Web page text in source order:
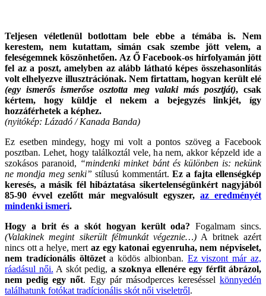
Teljesen véletlenül botlottam bele ebbe a témába is. Nem
kerestem, nem kutattam, simán csak szembe jött velem, a
feleségemnek köszönhetően. Az Ő Facebook-os hírfolyamán jött
fel az a poszt, amelyben az alább látható képes összehasonlítás
volt elhelyezve illusztrációnak. Nem firtattam, hogyan került elé
(egy ismerős ismerőse osztotta meg valaki más posztját), csak
kértem, hogy küldje el nekem a bejegyzés linkjét, így
hozzáférhetek a képhez.
(nyitókép: Lázadó / Kanada Banda)
Ez esetben mindegy, hogy mi volt a pontos szöveg a Facebook
posztban. Lehet, hogy találkoztál vele, ha nem, akkor képzeld ide a
szokásos paranoid, “mindenki minket bánt és különben is: nekünk
ne mondja meg senki” stílusú kommentárt. Ez a fajta ellenségkép
keresés, a másik fél hibáztatása sikertelenségünkért nagyjából
85-90 évvel ezelőtt már megvalósult egyszer, az eredményét
mindenki ismeri.
Hogy a brit és a skót hogyan került oda? Fogalmam sincs.
(Valakinek megint sikerült félmunkát végeznie…) A britnek azért
nincs ott a helye, mert az egy katonai egyenruha, nem népviselet,
nem tradícionális öltözeta ködös albionban. Ez viszont már az,
ráadásul női. A skót pedig, a szoknya ellenére egy férfit ábrázol,
nem pedig egy nőt. Egy pár másodperces kereséssel könnyedén
találhatunk fotókat tradícionális skót női viseletről.